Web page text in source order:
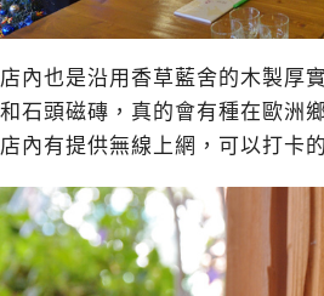
店內也是沿用香草藍舍的木製厚
和石頭磁磚，真的會有種在歐洲
店內有提供無線上網，可以打卡